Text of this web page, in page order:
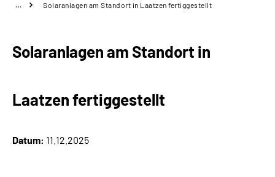
Karriere
…
Solaranlagen am Standort in Laatzen fertiggestellt
Solaranlagen am Standort in
Laatzen fertiggestellt
Datum: 11.12.2025